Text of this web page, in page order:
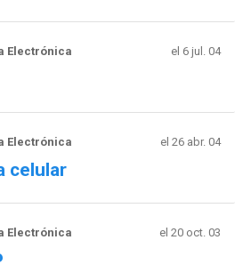
Electrónica el 6 jul. 04
Electrónica el 26 abr. 04
celular
Electrónica el 20 oct. 03